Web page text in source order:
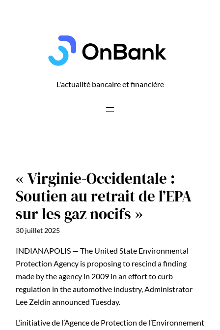
L'actualité bancaire et financière
« Virginie-Occidentale :
Soutien au retrait de l’EPA
sur les gaz nocifs »
30 juillet 2025
INDIANAPOLIS — The United State Environmental
Protection Agency is proposing to rescind a finding
made by the agency in 2009 in an effort to curb
regulation in the automotive industry, Administrator
Lee Zeldin announced Tuesday.
L’initiative de l’Agence de Protection de l’Environnement